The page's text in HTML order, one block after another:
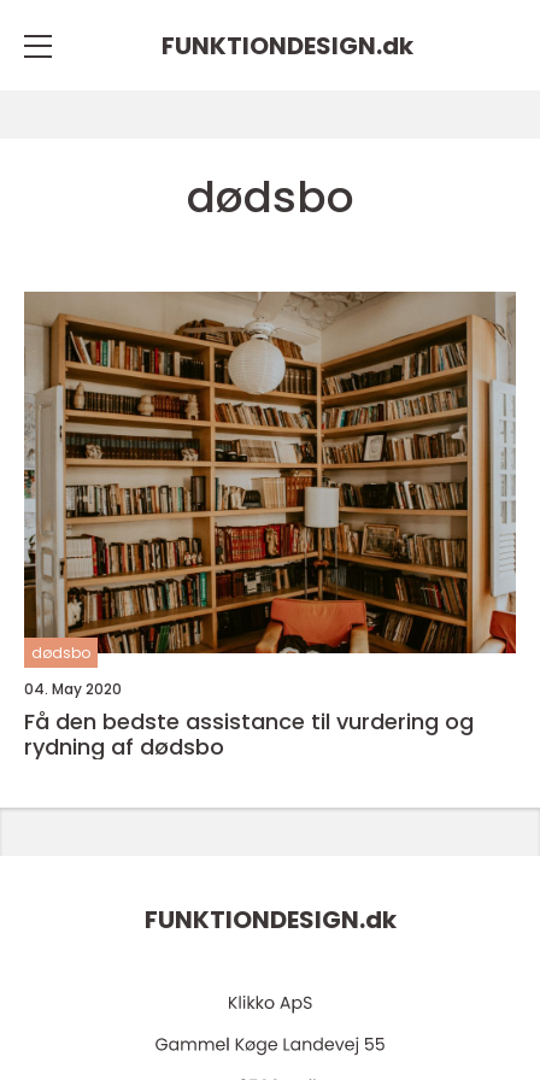
FUNKTIONDESIGN.dk
dødsbo
dødsbo
04. May 2020
Få den bedste assistance til vurdering og
rydning af dødsbo
FUNKTIONDESIGN.dk